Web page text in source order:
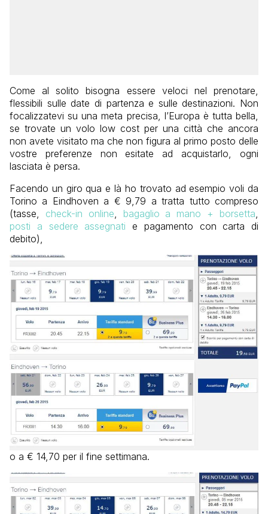
Come al solito bisogna essere veloci nel prenotare,
flessibili sulle date di partenza e sulle destinazioni. Non
focalizzatevi su una meta precisa, l’Europa è tutta bella,
se trovate un volo low cost per una città che ancora
non avete visitato ma che non figura al primo posto delle
vostre preferenze non esitate ad acquistarlo, ogni
lasciata è persa.
Facendo un giro qua e là ho trovato ad esempio voli da
Torino a Eindhoven a € 9,79 a tratta tutto compreso
(tasse, check-in online, bagaglio a mano + borsetta,
posti a sedere assegnati e pagamento con carta di
debito),
o a € 14,70 per il fine settimana.